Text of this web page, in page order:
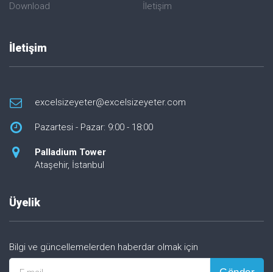
Download
İletişim
İletişim
excelsizeyeter@excelsizeyeter.com
Pazartesi - Pazar: 9:00 - 18:00
Palladium Tower
Ataşehir, İstanbul
Üyelik
Bilgi ve güncellemelerden haberdar olmak için